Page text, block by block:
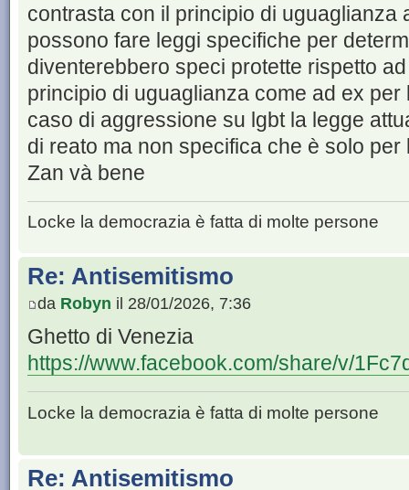
contrasta con il principio di uguaglianza
possono fare leggi specifiche per
diventerebbero speci protette rispetto
principio di uguaglianza come ad ex
caso di aggressione su lgbt la legge
di reato ma non specifica che è solo
Zan và bene
Locke la democrazia è fatta di molte persone
Re: Antisemitismo
da Robyn il 28/01/2026, 7:36
Ghetto di Venezia
https://www.facebook.com/share/v/
Locke la democrazia è fatta di molte persone
Re: Antisemitismo